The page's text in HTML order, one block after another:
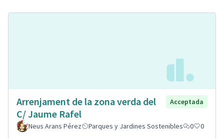
Arrenjament de la zona verda del
C/ Jaume Rafel
Acceptada
Neus Arans Pérez Parques y Jardines Sostenibles 0 0